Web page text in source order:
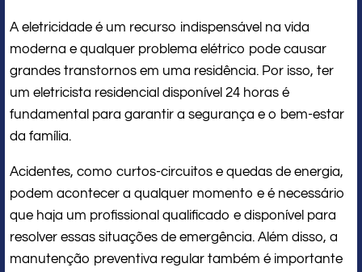
A eletricidade é um recurso indispensável na vida
moderna e qualquer problema elétrico pode causar
grandes transtornos em uma residência. Por isso, ter
um eletricista residencial disponível 24 horas é
fundamental para garantir a segurança e o bem-estar
da família.
Acidentes, como curtos-circuitos e quedas de energia,
podem acontecer a qualquer momento e é necessário
que haja um profissional qualificado e disponível para
resolver essas situações de emergência. Além disso, a
manutenção preventiva regular também é importante